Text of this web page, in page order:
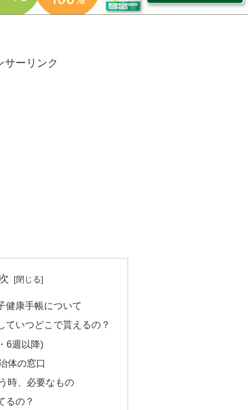
サーリンク
健康手帳について
ていつどこで貰えるの？
6週以降)
体の窓口
時、必要なもの
るの？